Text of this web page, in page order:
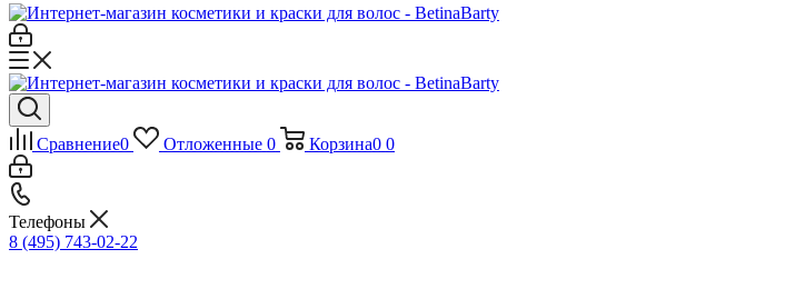
Сравнение0 Отложенные 0 Корзина0 0
Телефоны
8 (495) 743-02-22